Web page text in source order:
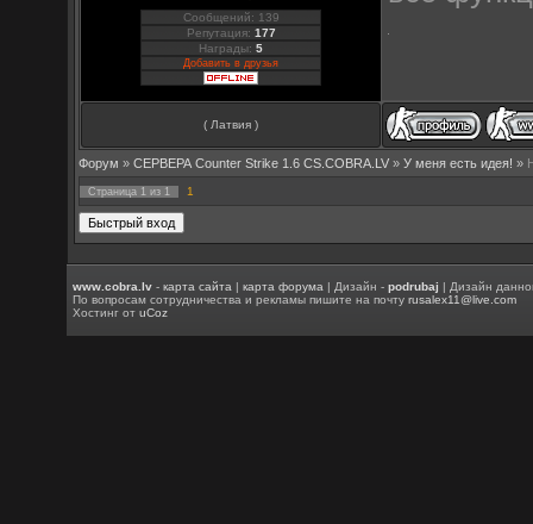
Сообщений: 139
Репутация: 177
Награды:5
Добавить в друзья
( Латвия )
Форум » СЕРВЕРА Counter Strike 1.6 CS.COBRA.LV » У меня есть идея! »
Страница 1 из 1 1
www.cobra.lv -карта сайта |карта форума | Дизайн -podrubaj | Дизайн
По вопросам сотрудничества и рекламы пишите на почтуrusalex11@live.com
Хостинг отuCoz